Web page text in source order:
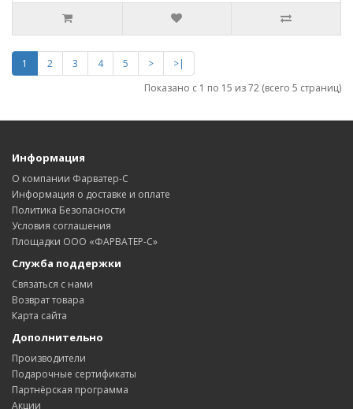
1 2 3 4 5 >
>|
Показано с 1 по 15 из 72 (всего 5 страниц)
Информация
О компании Фарватер-С
Информация о доставке и оплате
Политика Безопасности
Условия соглашения
Площадки ООО «ФАРВАТЕР-С»
Служба поддержки
Связаться с нами
Возврат товара
Карта сайта
Дополнительно
Производители
Подарочные сертификаты
Партнёрская программа
Акции